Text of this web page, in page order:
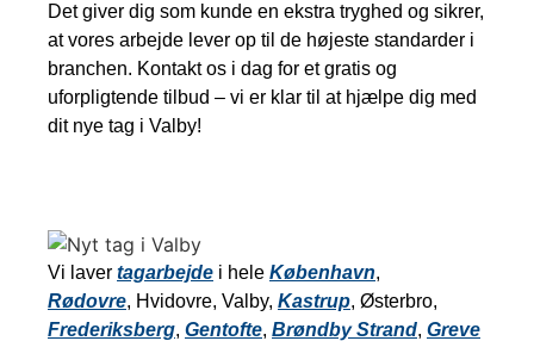
Det giver dig som kunde en ekstra tryghed og sikrer,
at vores arbejde lever op til de højeste standarder i
branchen. Kontakt os i dag for et gratis og
uforpligtende tilbud – vi er klar til at hjælpe dig med
dit nye tag i Valby!
Vi laver tagarbejde i hele København,
Rødovre, Hvidovre, Valby, Kastrup, Østerbro,
Frederiksberg, Gentofte, Brøndby Strand, Greve